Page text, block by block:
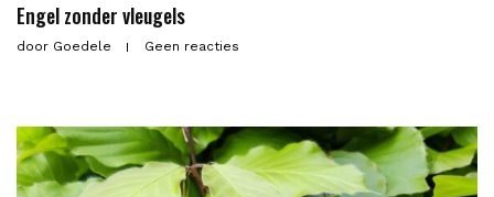
Engel zonder vleugels
door Goedele Geen reacties